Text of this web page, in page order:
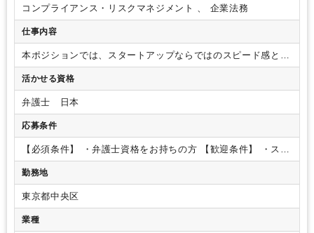
コンプライアンス・リスクマネジメント 、 企業法務
仕事内容
本ポジションでは、スタートアップならではのスピード感と柔
軟性を大切にしながら、非連続成長を支えるための法務体制
の構築をミッションとしています。
チームと密に連携しながら、攻めと守りのバランスが取れた法
務機能の推進を
体的な業務内容】・各種契約書・NDAのレビュー・取引先と
の契約交渉・従業員からの法務相談対応（法務的リスクの指
摘、交渉の論点出しなど）・契約書のひな型対応・顧問弁護
士とのブリッジング
法務組織のマネジメント
お任せする領域を調整いたします。
活かせる資格
弁護士 日本
応募条件
【必須条件】 ・弁護士資格をお持ちの方 【歓迎条件】
・スタ
ートアップやベンチャー企業での法務経験
勤務地
東京都中央区
業種